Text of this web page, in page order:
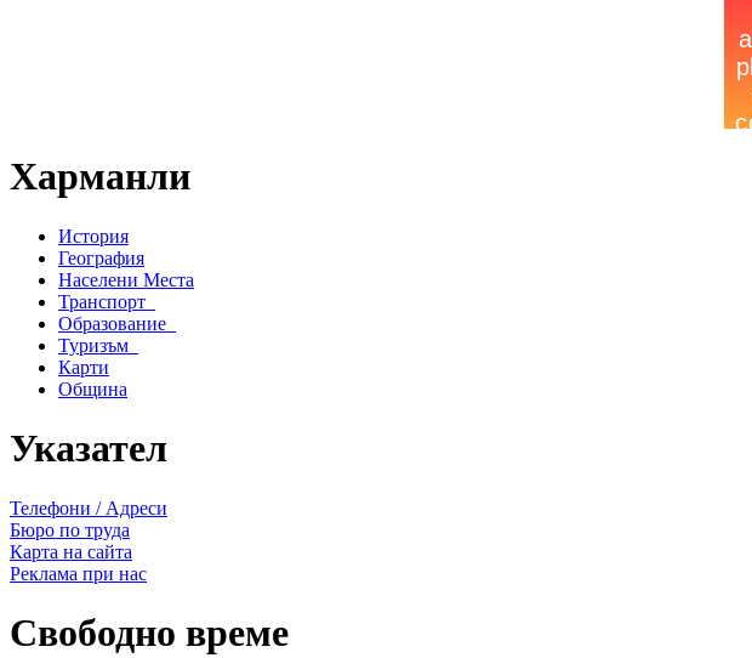
Харманли
История
География
Населени Места
Транспорт
Образование
Туризъм
Карти
Община
Указател
Телефони / Адреси
Бюро по труда
Карта на сайта
Реклама при нас
Свободно време